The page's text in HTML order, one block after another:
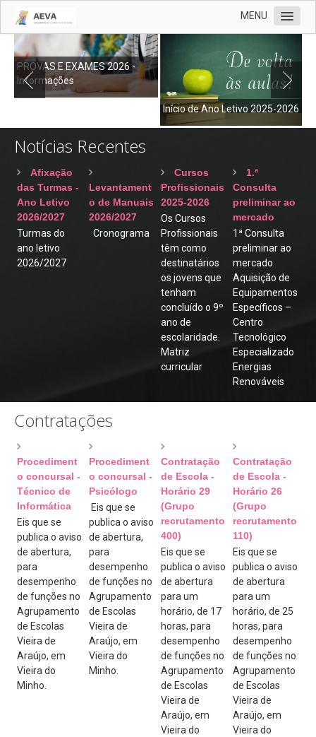
MENU
AEVA
Oferta Educativa
Órgãos de Gestão
ERASMUS+
Documentos
Cartão
Clube Ciência Viva
Biblioteca
Projeto de Educação para a Saúde
Vernária
Links Úteis
Conselho Geral
Equipa de Autoavaliação
Suporte
Seguro Escolar
Fale Connosco (Eq. Avaliação Int.)
PROVAS E EXAMES 2026 -
Informações
Início de Ano Letivo 2025-2026
Notícias Recentes
Afixação
das Turmas -
Ano Letivo
2026/2027
Turmas do
ano letivo
2026/2027
Levantament
o de Manuais
2026/2027
Cronograma
Cursos
Profissionais
2025-2026
Os Cursos
Profissionais
têm como
destinatários
os jovens que
tenham
concluído o 9º
ano de
escolaridade.
Matriz
curricular
1.ª
Consulta
preliminar ao
mercado
1ª Consulta
preliminar ao
mercado
Aquisição de
Equipamentos
Específicos –
Centro
Tecnológico
Especializado
Energias
Renováveis
Contratações
Procediment
o concursal -
Técnico de
Informática
Eis que se
publica o aviso
de abertura,
para
desempenho
de funções no
Agrupamento
de Escolas
Vieira de
Araújo, em
Vieira do
Minho.
Procediment
o concursal -
Psicólogo
Eis que se
publica o aviso
de abertura,
para
desempenho
de funções no
Agrupamento
de Escolas
Vieira de
Araújo, em
Vieira do
Minho.
Contratação
de Escola -
Horário 29
(Grupo
recrutamento
400)
Eis que se
publica o aviso
de abertura
para um
horário, de 17
horas, para
desempenho
de funções no
Agrupamento
de Escolas
Vieira de
Araújo, em
Vieira do
Contratação
de Escola -
Horário 26
(Grupo
recrutamento
110)
Eis que se
publica o aviso
de abertura
para um
horário, de 25
horas, para
desempenho
de funções no
Agrupamento
de Escolas
Vieira de
Araújo, em
Vieira do